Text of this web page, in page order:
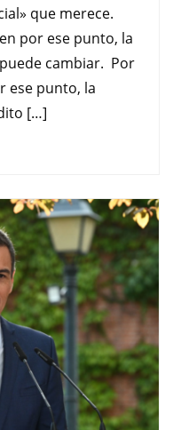
que merece.
por ese punto, la
cambiar. Por
ese punto, la
[…]